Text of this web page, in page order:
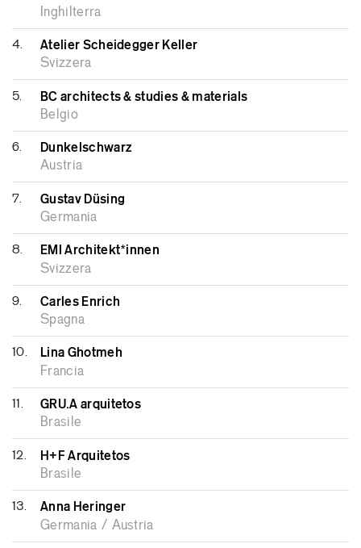
Inghilterra
4. Atelier Scheidegger Keller
Svizzera
5. BC architects & studies & materials
Belgio
6. Dunkelschwarz
Austria
7. Gustav Düsing
Germania
8. EMI Architekt*innen
Svizzera
9. Carles Enrich
Spagna
10. Lina Ghotmeh
Francia
11. GRU.A arquitetos
Brasile
12. H+F Arquitetos
Brasile
13. Anna Heringer
Germania / Austria